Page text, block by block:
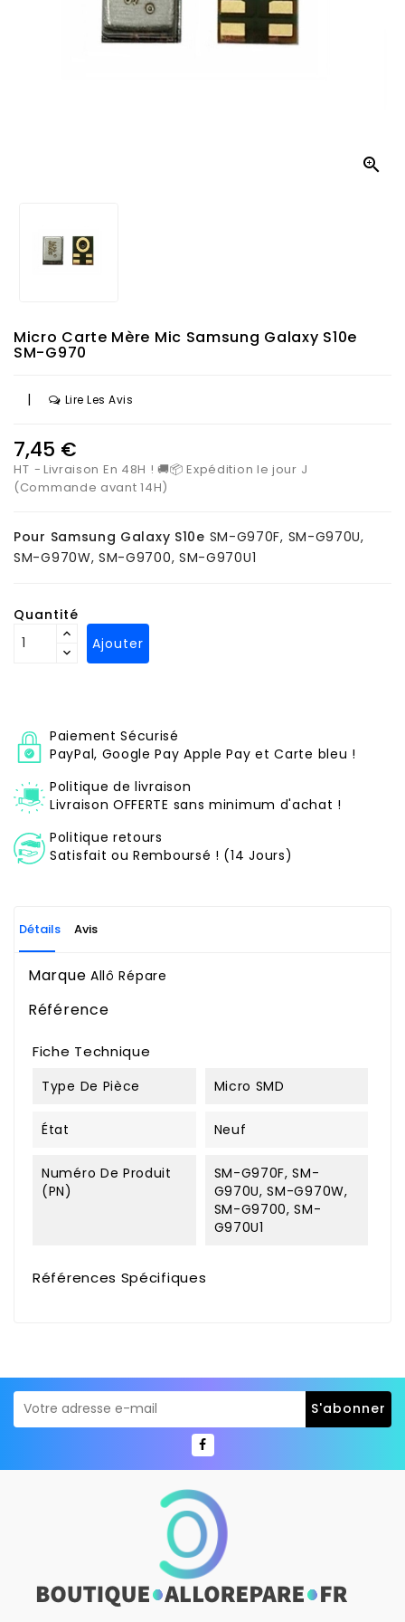

Micro Carte Mère Mic Samsung Galaxy S10e
SM-G970
| Lire Les Avis
7,45 €
HT
Livraison En 48H ! 🚚📦 Expédition le jour J
(Commande avant 14H)
Pour Samsung Galaxy S10e SM-G970F, SM-G970U,
SM-G970W, SM-G9700, SM-G970U1
Quantité
Ajouter
Paiement Sécurisé
PayPal, Google Pay Apple Pay et Carte bleu !
Politique de livraison
Livraison OFFERTE sans minimum d'achat !
Politique retours
Satisfait ou Remboursé ! (14 Jours)
Détails Avis
Marque Allô Répare
Référence
Fiche Technique
Type De Pièce Micro SMD
État Neuf
Numéro De Produit
(PN)
SM-G970F, SM-
G970U, SM-G970W,
SM-G9700, SM-
G970U1
Références Spécifiques